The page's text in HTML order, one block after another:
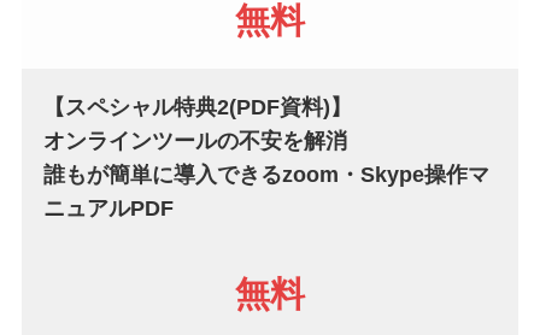
無料
【スペシャル特典2(PDF資料) 】
オンラインツールの不安を解消
誰もが簡単に導入できるzoom・Skype操作マ
ニュアルPDF
無料